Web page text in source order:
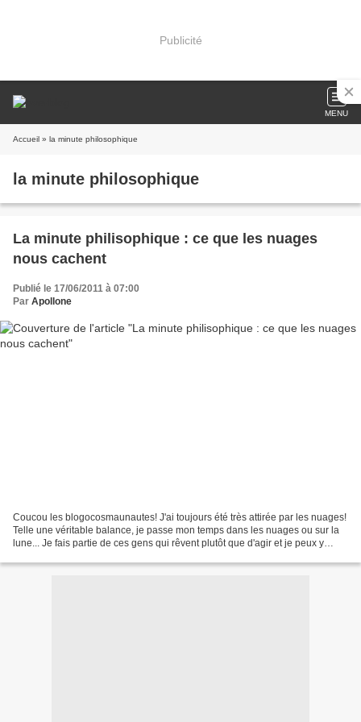
Publicité
MENU
Accueil » la minute philosophique
la minute philosophique
La minute philisophique : ce que les nuages
nous cachent
Publié le 17/06/2011 à 07:00
Par Apollone
Coucou les blogocosmaunautes! J'ai toujours été très attirée par les nuages!
Telle une véritable balance, je passe mon temps dans les nuages ou sur la
lune... Je fais partie de ces gens qui rêvent plutôt que d'agir et je peux y